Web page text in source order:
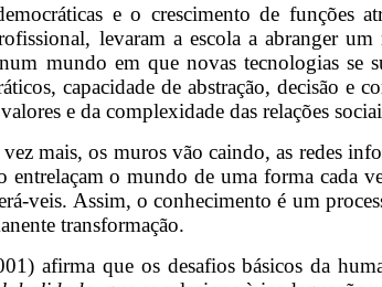
e o crescimento de
levaram a escola a abranger
mundo em que novas tecnologias se
capacidade de abstração, decisão e
e da complexidade das relações
mais, os muros vão caindo, as redes
entrelaçam o mundo de uma forma cada
veis. Assim, o conhecimento é um
transformação.
afirma que os desafios básicos da